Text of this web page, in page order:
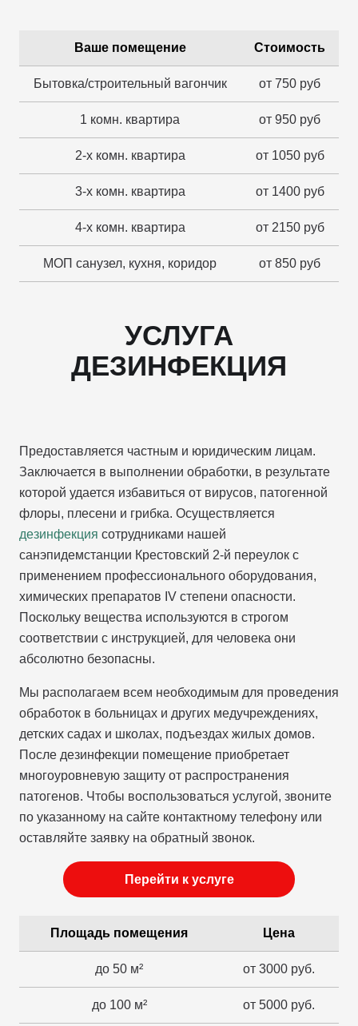
Ваше помещение Стоимость
Бытовка/строительный вагончик от 750 руб
1 комн. квартира от 950 руб
2-х комн. квартира от 1050 руб
3-х комн. квартира от 1400 руб
4-х комн. квартира от 2150 руб
МОП санузел, кухня, коридор от 850 руб
УСЛУГА
ДЕЗИНФЕКЦИЯ
Предоставляется частным и юридическим лицам.
Заключается в выполнении обработки, в результате
которой удается избавиться от вирусов, патогенной
флоры, плесени и грибка. Осуществляется
дезинфекция сотрудниками нашей
санэпидемстанции Крестовский 2-й переулок с
применением профессионального оборудования,
химических препаратов IV степени опасности.
Поскольку вещества используются в строгом
соответствии с инструкцией, для человека они
абсолютно безопасны.
Мы располагаем всем необходимым для проведения
обработок в больницах и других медучреждениях,
детских садах и школах, подъездах жилых домов.
После дезинфекции помещение приобретает
многоуровневую защиту от распространения
патогенов. Чтобы воспользоваться услугой, звоните
по указанному на сайте контактному телефону или
оставляйте заявку на обратный звонок.
Перейти к услуге
Площадь помещения Цена
до 50 м² от 3000 руб.
до 100 м² от 5000 руб.